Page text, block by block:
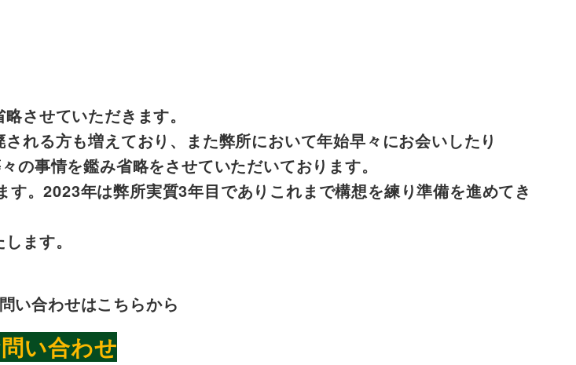
させていただきます。
れる方も増えており、また弊所において年始早々にお会いしたり
事情を鑑み省略をさせていただいております。
。2023年は弊所実質3年目でありこれまで構想を練り準備を進めてき
ます。
い合わせはこちらから
い合わせ